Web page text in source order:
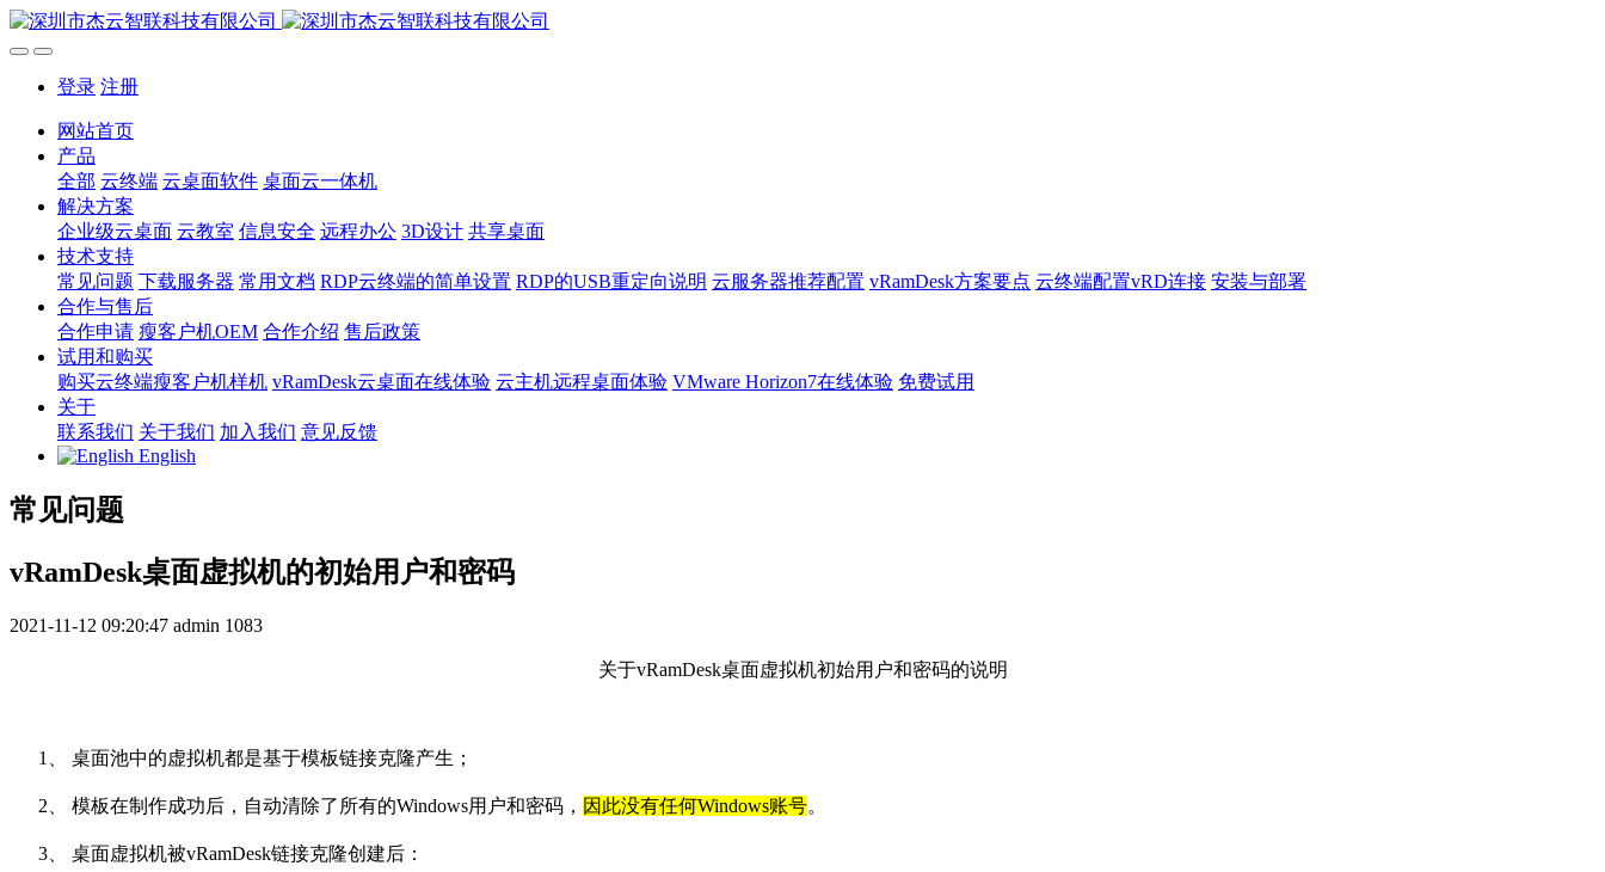
登录 注册
网站首页
产品
全部 云终端 云桌面软件 桌面云一体机
解决方案
企业级云桌面 云教室 信息安全 远程办公 3D设计 共享桌面
技术支持
常见问题 下载服务器 常用文档 RDP云终端的简单设置 RDP的USB重定向说明 云服务器推荐配置 vRamDesk方案要点 云终端配置vRD连接 安装与部署
合作与售后
合作申请 瘦客户机OEM 合作介绍 售后政策
试用和购买
购买云终端瘦客户机样机 vRamDesk云桌面在线体验 云主机远程桌面体验 VMware Horizon7在线体验 免费试用
关于
联系我们 关于我们 加入我们 意见反馈
English
常见问题
vRamDesk桌面虚拟机的初始用户和密码
2021-11-12 09:20:47 admin 1083
关于vRamDesk桌面虚拟机初始用户和密码的说明
1、 桌面池中的虚拟机都是基于模板链接克隆产生；
2、 模板在制作成功后，自动清除了所有的Windows用户和密码， 因此没有任何Windows账号。
3、 桌面虚拟机被vRamDesk链接克隆创建后：